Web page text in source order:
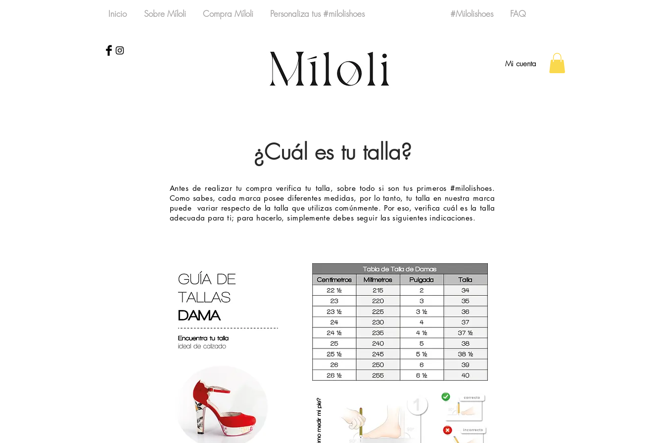
Inicio Sobre Míloli Compra Míloli Personaliza tus #milolishoes #Milolishoes FAQ
Mi cuenta
¿Cuál es tu talla?
Antes de realizar tu compra verifica tu talla, sobre todo si son tus primeros #milolishoes.
Como sabes, cada marca posee diferentes medidas, por lo tanto, tu talla en nuestra marca
puede variar respecto de la talla que utilizas comúnmente. Por eso, verifica cuál es la talla
adecuada para ti; para hacerlo, simplemente debes seguir las siguientes indicaciones.